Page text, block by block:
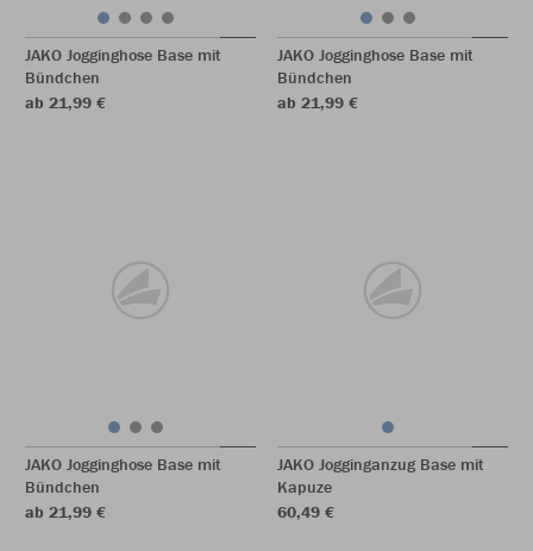
JAKO Jogginghose Base mit
Bündchen
ab 21,99 €
JAKO Jogginghose Base mit
Bündchen
ab 21,99 €
JAKO Jogginghose Base mit
Bündchen
ab 21,99 €
JAKO Jogginganzug Base mit
Kapuze
60,49 €